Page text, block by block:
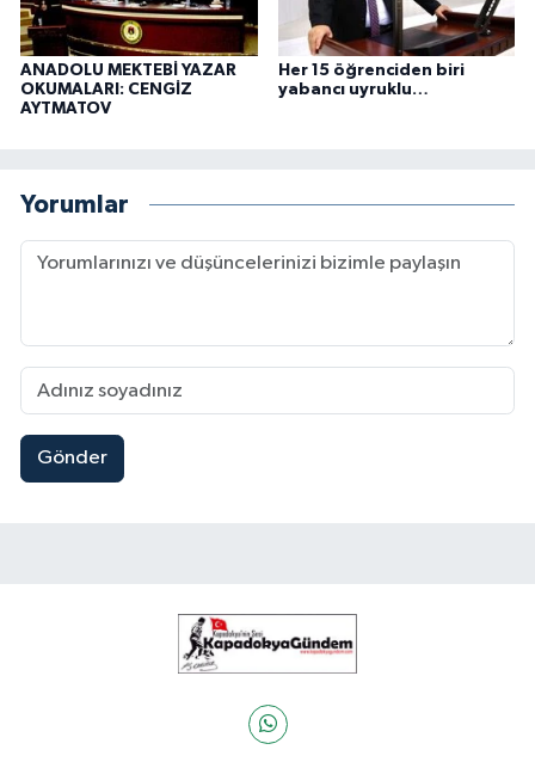
ANADOLU MEKTEBİ YAZAR
OKUMALARI: CENGİZ
AYTMATOV
Her 15 öğrenciden biri
yabancı uyruklu…
Yorumlar
Gönder